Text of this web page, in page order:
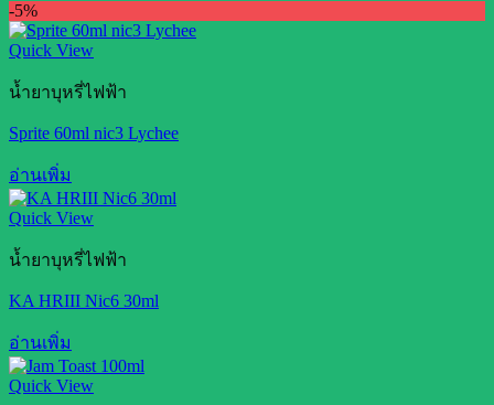
-5%
Quick View
น้ำยาบุหรี่ไฟฟ้า
Sprite 60ml nic3 Lychee
อ่านเพิ่ม
Quick View
น้ำยาบุหรี่ไฟฟ้า
KA HRIII Nic6 30ml
อ่านเพิ่ม
Quick View